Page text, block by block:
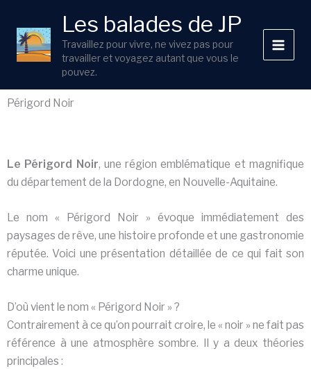
contenu
Les balades de JP
Travaillez pour vivre, ne vivez pas pour
travailler et voyagez autant que vous le
pouvez.
Périgord Noir
Le Périgord Noir, une région emblématique et magnifique
du département de la Dordogne, en Nouvelle-Aquitaine.
Le nom « Périgord Noir » évoque immédiatement des
paysages de rêve, une histoire profonde et une gastronomie
réputée. Voici une présentation détaillée de ce qui fait son
charme unique.
D’où vient le nom « Périgord Noir » ?
Contrairement à ce qu’on pourrait croire, le « noir » ne fait pas
référence à une atmosphère sombre. Il y a deux théories
principales :